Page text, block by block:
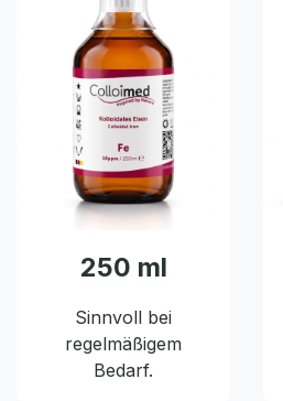
250 ml
Sinnvoll bei
regelmäßigem
Bedarf.